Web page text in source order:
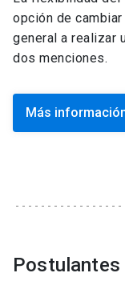
opción de
general a realizar
dos menciones.
Más